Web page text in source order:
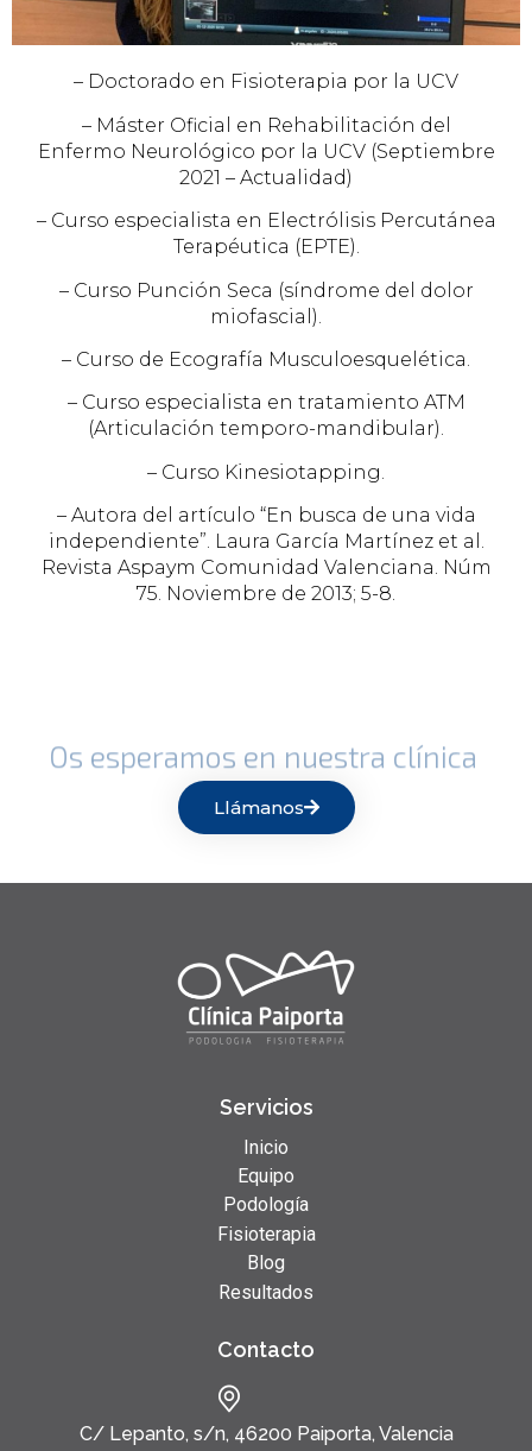
– Doctorado en Fisioterapia por la UCV
– Máster Oficial en Rehabilitación del
Enfermo Neurológico por la UCV (Septiembre
2021 – Actualidad)
– Curso especialista en Electrólisis Percutánea
Terapéutica (EPTE).
– Curso Punción Seca (síndrome del dolor
miofascial).
– Curso de Ecografía Musculoesquelética.
– Curso especialista en tratamiento ATM
(Articulación temporo-mandibular).
– Curso Kinesiotapping.
– Autora del artículo “En busca de una vida
independiente”. Laura García Martínez et al.
Revista Aspaym Comunidad Valenciana. Núm
75. Noviembre de 2013; 5-8.
Os esperamos en nuestra clínica
Llámanos
Servicios
Inicio
Equipo
Podología
Fisioterapia
Blog
Resultados
Contacto
C/ Lepanto, s/n, 46200 Paiporta, Valencia